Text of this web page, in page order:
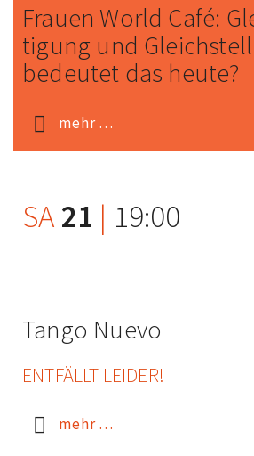
Frauen World Café:
tigung und
bedeutet das heute?
mehr …
SA 21 | 19:00
Tango Nuevo
ENTFÄLLT LEIDER!
mehr …